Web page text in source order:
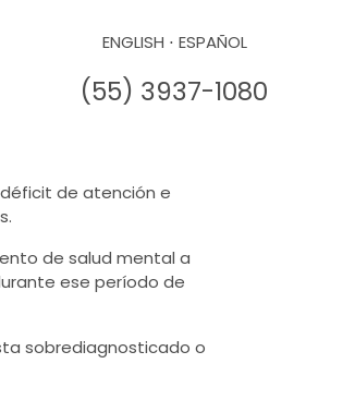
ENGLISH ⋅ ESPAÑOL
(55) 3937-1080
de atención e
de salud mental a
ese período de
sobrediagnosticado o